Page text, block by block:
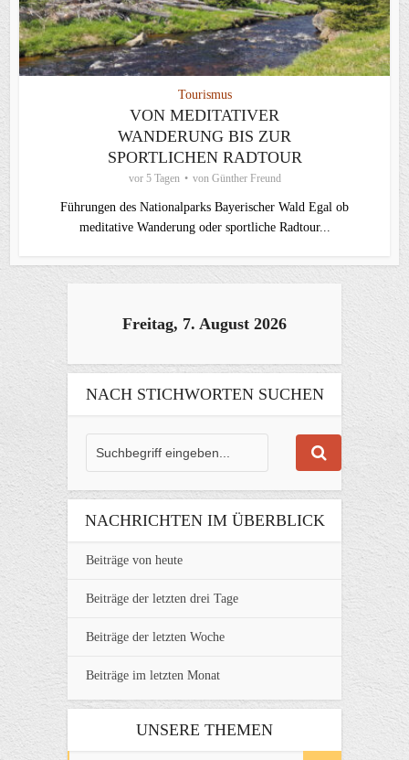
Tourismus
VON MEDITATIVER
WANDERUNG BIS ZUR
SPORTLICHEN RADTOUR
vor 5 Tagen von Günther Freund
Führungen des Nationalparks Bayerischer Wald Egal ob
meditative Wanderung oder sportliche Radtour...
Freitag, 7. August 2026
NACH STICHWORTEN SUCHEN
NACHRICHTEN IM ÜBERBLICK
Beiträge von heute
Beiträge der letzten drei Tage
Beiträge der letzten Woche
Beiträge im letzten Monat
UNSERE THEMEN